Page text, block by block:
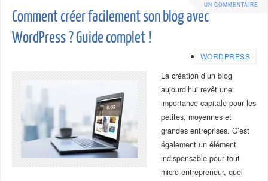
UN COMMENTAIRE
Comment créer facilement son blog avec
WordPress ? Guide complet !
WORDPRESS
La création d’un blog
aujourd’hui revêt une
importance capitale pour les
petites, moyennes et
grandes entreprises. C’est
également un élément
indispensable pour tout
micro-entrepreneur, quel